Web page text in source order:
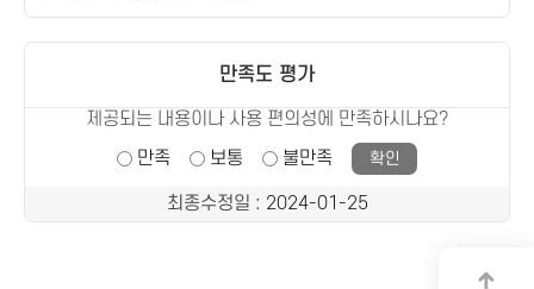
만족도 평가
제공되는 내용이나 사용 편의성에 만족하시나요?
만족
보통 불만족
최종수정일 : 2024-01-25